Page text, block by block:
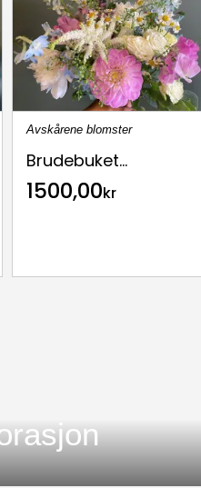
Avskårene blomster
Brudebuket...
1500,00kr